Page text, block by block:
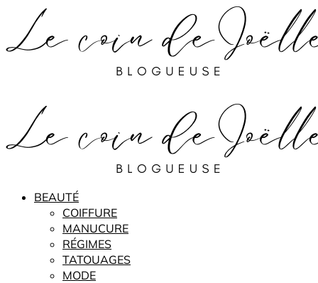
BEAUTÉ
COIFFURE
MANUCURE
RÉGIMES
TATOUAGES
MODE